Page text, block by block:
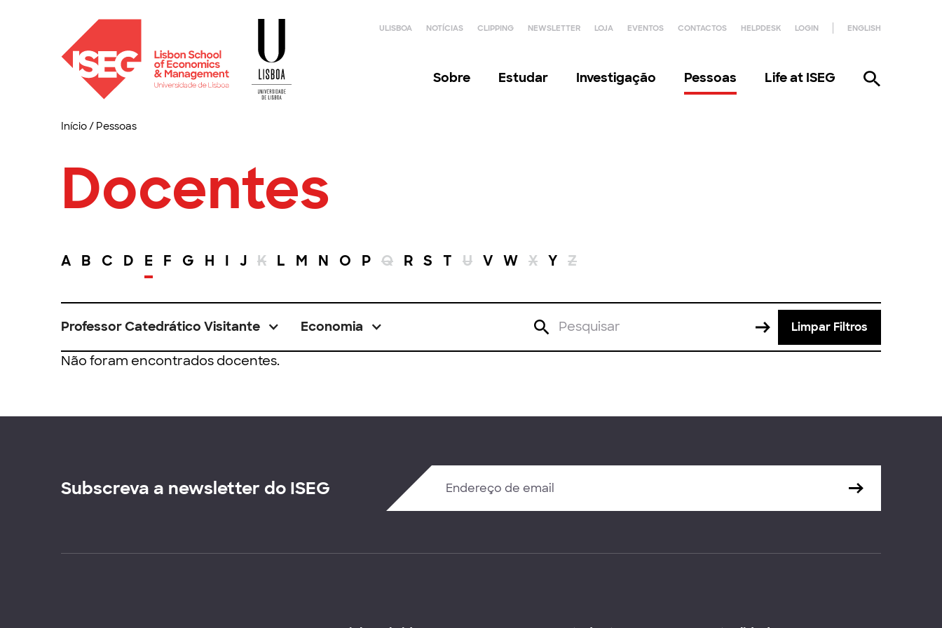
ULISBOA NOTÍCIAS CLIPPING NEWSLETTER LOJA EVENTOS CONTACTOS HELPDESK LOGIN ENGLISH
Sobre Estudar Investigação Pessoas Life at ISEG
Início/ Pessoas
Docentes
A B C D E F G H I J K L M N O P Q R S T U V W X Y Z
Professor Catedrático Visitante Economia Limpar Filtros
Não foram encontrados docentes.
Subscreva a newsletter do ISEG